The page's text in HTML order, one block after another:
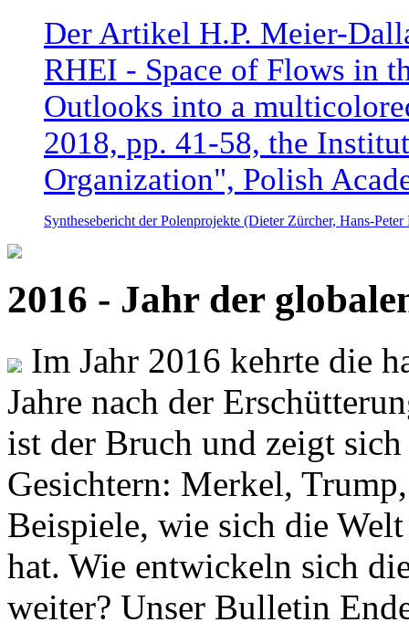
Der Artikel H.P. Meier-
RHEI - Space of Flows in
Outlooks into a
2018, pp. 41-58, the
Organization", Polish
Synthesebericht der Polenprojekte (Dieter Zürcher, Hans-
2016 - Jahr der
Im Jahr 2016 kehrte die
Jahre nach der
ist der Bruch und zeigt
Gesichtern: Merkel,
Beispiele, wie sich die
hat. Wie entwickeln sich
weiter? Unser Bulletin